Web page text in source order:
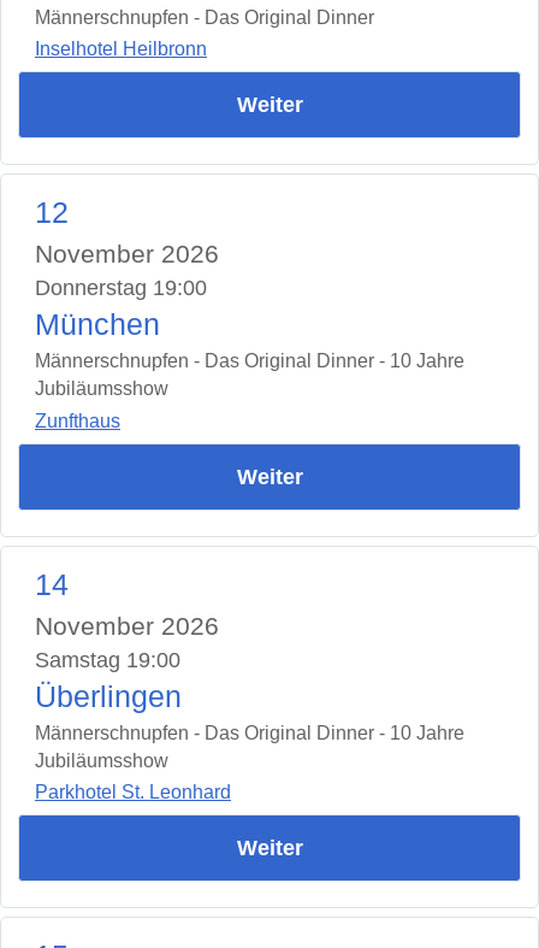
Männerschnupfen - Das Original Dinner
Inselhotel Heilbronn
Weiter
12
November 2026
Donnerstag 19:00
München
Männerschnupfen - Das Original Dinner - 10 Jahre
Jubiläumsshow
Zunfthaus
Weiter
14
November 2026
Samstag 19:00
Überlingen
Männerschnupfen - Das Original Dinner - 10 Jahre
Jubiläumsshow
Parkhotel St. Leonhard
Weiter